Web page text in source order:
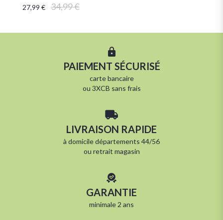
27,99 € 34,99 €
PAIEMENT SÉCURISÉ
carte bancaire
ou 3XCB sans frais
LIVRAISON RAPIDE
à domicile départements 44/56
ou retrait magasin
GARANTIE
minimale 2 ans